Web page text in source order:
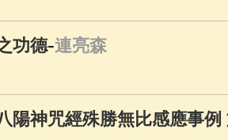
功德-連亮森
陽神咒經殊勝無比感應事例